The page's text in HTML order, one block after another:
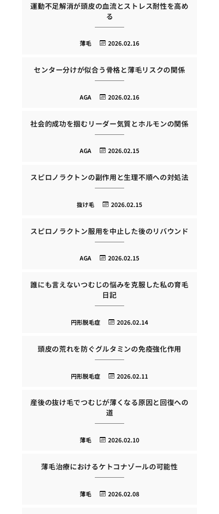
運動不足解消が頭皮の血流とストレス耐性を高め
る
2026.02.16
薄毛
センター分けが似合う骨格と薄毛リスクの関係
2026.02.16
AGA
社会的成功を掴むリーダー気質とホルモンの関係
2026.02.15
AGA
スピロノラクトンの副作用と生理不順への対処法
2026.02.15
抜け毛
スピロノラクトン服用を中止した後のリバウンド
2026.02.15
AGA
誰にも言えないつむじの悩みを克服した私の育毛
日記
2026.02.14
円形脱毛症
頭皮の荒れを防ぐグルタミンの免疫強化作用
2026.02.11
円形脱毛症
産後の抜け毛でつむじが薄くなる原因と回復への
道
2026.02.10
薄毛
薄毛治療におけるケトコナゾールの可能性
2026.02.08
薄毛